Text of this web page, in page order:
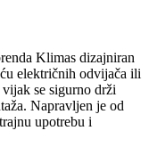
Klimas dizajniran
električnih odvijača ili
se sigurno drži
Napravljen je od
upotrebu i